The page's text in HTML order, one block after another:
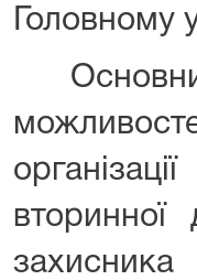
Головному
Основним
вторинної